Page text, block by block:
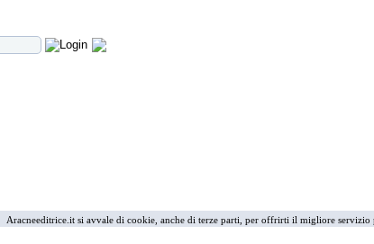
Aracneeditrice.it si avvale di cookie, anche di terze parti, per offrirti il migliore